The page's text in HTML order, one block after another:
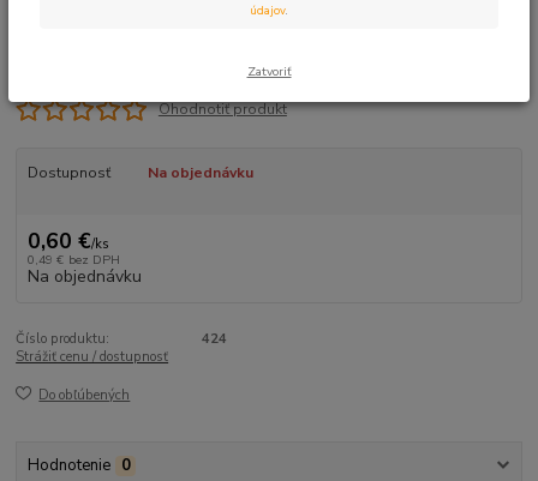
Ohodnotiť produkt
Dostupnosť Na objednávku
0,60 €/ks
0,49 € bez DPH
Na objednávku
Číslo produktu:
424
Strážiť cenu / dostupnosť
Do obľúbených
Hodnotenie 0
údajov
Zatvoriť